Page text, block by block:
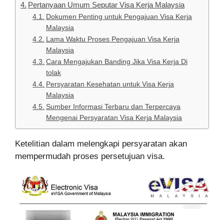
Pertanyaan Umum Seputar Visa Kerja Malaysia
Dokumen Penting untuk Pengajuan Visa Kerja
Malaysia
Lama Waktu Proses Pengajuan Visa Kerja
Malaysia
Cara Mengajukan Banding Jika Visa Kerja Di
tolak
Persyaratan Kesehatan untuk Visa Kerja
Malaysia
Sumber Informasi Terbaru dan Terpercaya
Mengenai Persyaratan Visa Kerja Malaysia
Ketelitian dalam melengkapi persyaratan akan
mempermudah proses persetujuan visa.